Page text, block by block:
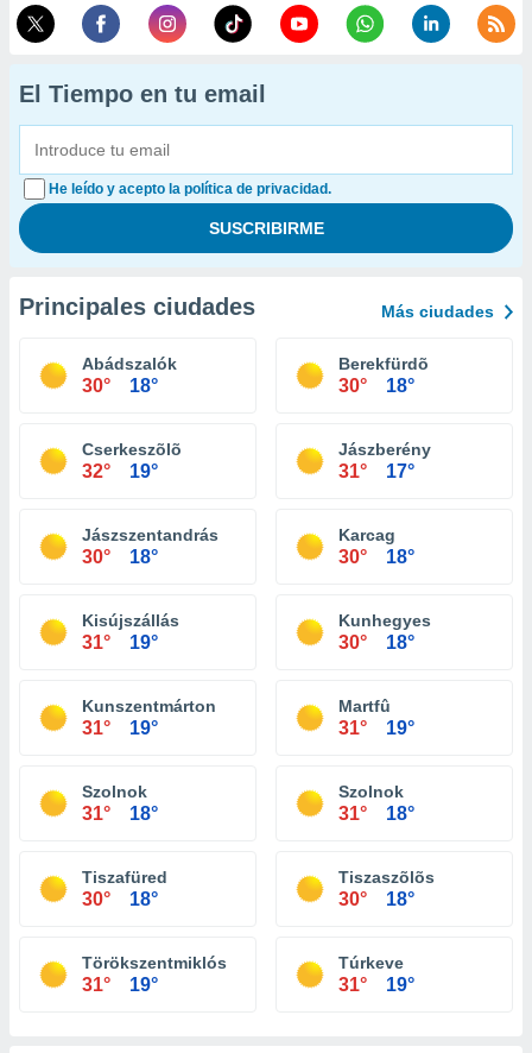
El Tiempo en tu email
He leído y acepto la política de privacidad.
Principales ciudades Más ciudades
Abádszalók
30° 18°
Berekfürdõ
30° 18°
Cserkeszõlõ
32° 19°
Jászberény
31° 17°
Jászszentandrás
30° 18°
Karcag
30° 18°
Kisújszállás
31° 19°
Kunhegyes
30° 18°
Kunszentmárton
31° 19°
Martfû
31° 19°
Szolnok
31° 18°
Szolnok
31° 18°
Tiszafüred
30° 18°
Tiszaszõlõs
30° 18°
Törökszentmiklós
31° 19°
Túrkeve
31° 19°